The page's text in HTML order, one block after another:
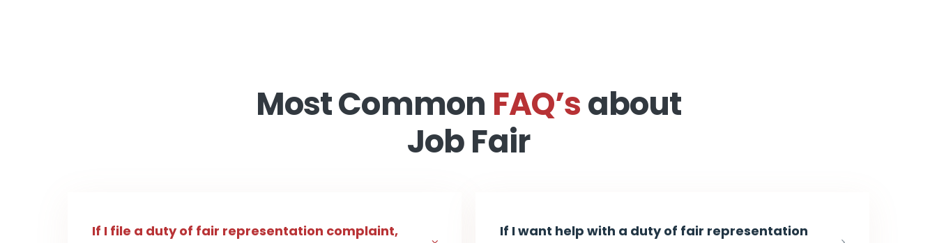
Most Common FAQ’sabout
Job Fair
If I file a duty of fair representation complaint,
If I want help with a duty of fair representation